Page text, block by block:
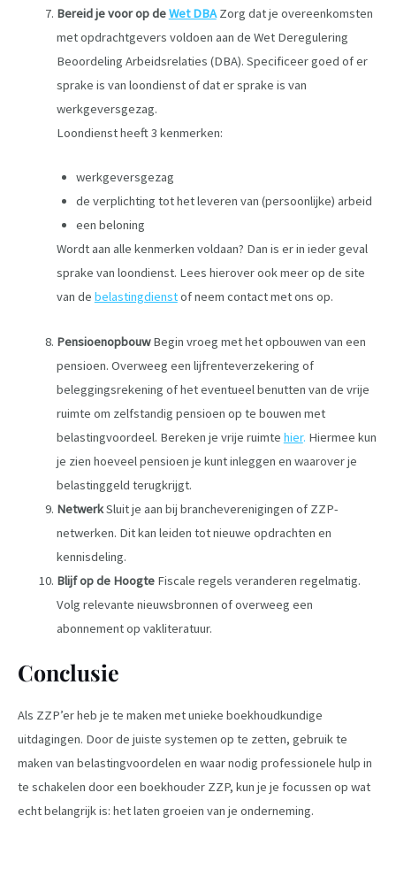
Bereid je voor op deWet DBAZorg dat je overeenkomsten
met opdrachtgevers voldoen aan de Wet Deregulering
Beoordeling Arbeidsrelaties (DBA). Specificeer goed of er
sprake is van loondienst of dat er sprake is van
werkgeversgezag.
Loondienst heeft 3 kenmerken:
werkgeversgezag
de verplichting tot het leveren van (persoonlijke) arbeid
een beloning
Wordt aan alle kenmerken voldaan? Dan is er in ieder geval
sprake van loondienst. Lees hierover ook meer op de site
van de belastingdienstof neem contact met ons op.
PensioenopbouwBegin vroeg met het opbouwen van een
pensioen. Overweeg een lijfrenteverzekering of
beleggingsrekening of het eventueel benutten van de vrije
ruimte om zelfstandig pensioen op te bouwen met
belastingvoordeel. Bereken je vrije ruimte hier. Hiermee kun
je zien hoeveel pensioen je kunt inleggen en waarover je
belastinggeld terugkrijgt.
NetwerkSluit je aan bij brancheverenigingen of ZZP-
netwerken. Dit kan leiden tot nieuwe opdrachten en
kennisdeling.
Blijf op de HoogteFiscale regels veranderen regelmatig.
Volg relevante nieuwsbronnen of overweeg een
abonnement op vakliteratuur.
Conclusie
Als ZZP’er heb je te maken met unieke boekhoudkundige
uitdagingen. Door de juiste systemen op te zetten, gebruik te
maken van belastingvoordelen en waar nodig professionele hulp in
te schakelen door een boekhouder ZZP, kun je je focussen op wat
echt belangrijk is: het laten groeien van je onderneming.